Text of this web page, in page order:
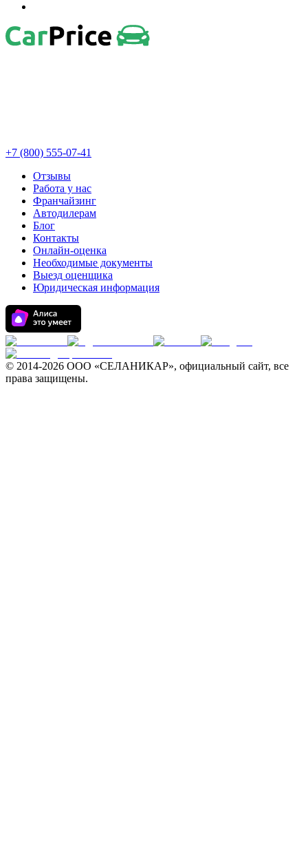
+7 (800) 555-07-41
Отзывы
Работа у нас
Франчайзинг
Автодилерам
Блог
Контакты
Онлайн-оценка
Необходимые документы
Выезд оценщика
Юридическая информация
© 2014-2026 ООО «СЕЛАНИКАР», официальный сайт, все
права защищены.